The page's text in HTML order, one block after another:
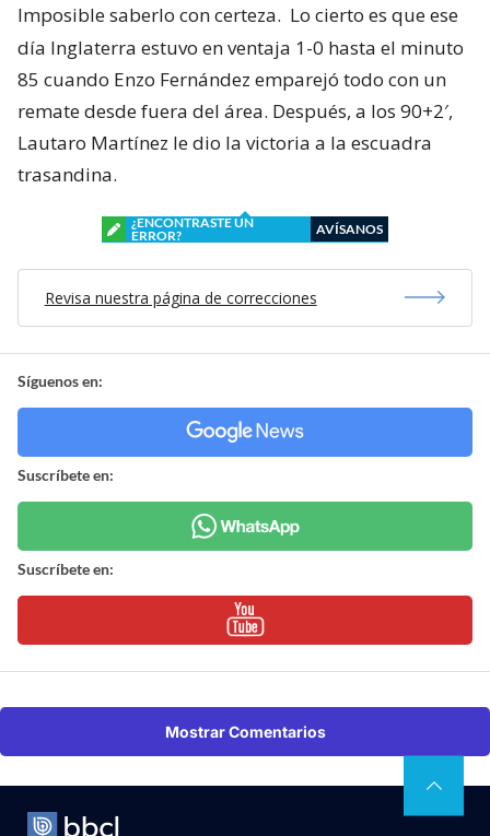
Imposible saberlo con certeza. Lo cierto es que ese
día Inglaterra estuvo en ventaja 1-0 hasta el minuto
85 cuando Enzo Fernández emparejó todo con un
remate desde fuera del área. Después, a los 90+2′,
Lautaro Martínez le dio la victoria a la escuadra
trasandina.
¿ENCONTRASTE UN
ERROR?
AVÍSANOS
Revisa nuestra página de correcciones
Síguenos en:
Suscríbete en:
Suscríbete en:
Mostrar Comentarios